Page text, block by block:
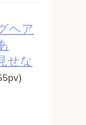
ヘア
せな